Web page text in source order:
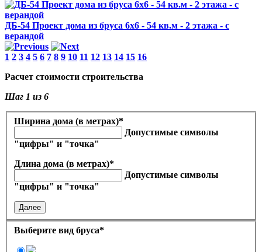
ДБ-54 Проект дома из бруса 6x6 - 54 кв.м - 2 этажа - с
верандой
1 2 3 4 5 6 7 8 9 10 11 12 13 14 15 16
Расчет стоимости строительства
Шаг 1 из 6
Ширина дома (в метрах)*
Допустимые символы
"цифры" и "точка"
Длина дома (в метрах)*
Допустимые символы
"цифры" и "точка"
Далее
Выберите вид бруса*